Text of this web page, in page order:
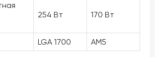
254 Вт 170 Вт
LGA 1700 AM5